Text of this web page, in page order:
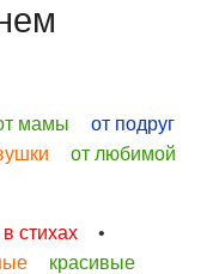
мамы
от подруг
от любимой
в стихах
•
красивые